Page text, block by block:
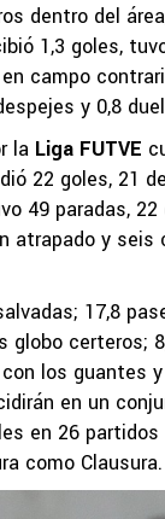
dentro del
1,3 goles,
campo
y 0,8
la Liga FUTVE
22 goles, 21
49 paradas,
atrapado y
17,8
certeros;
los guantes
en un
en 26 partidos
como Clausura.